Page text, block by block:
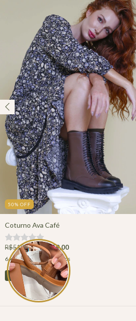
50% OFF
Coturno Ava Café
R$518,00 R$259,00
6x deR$43,17 sem juros
COMPRAR